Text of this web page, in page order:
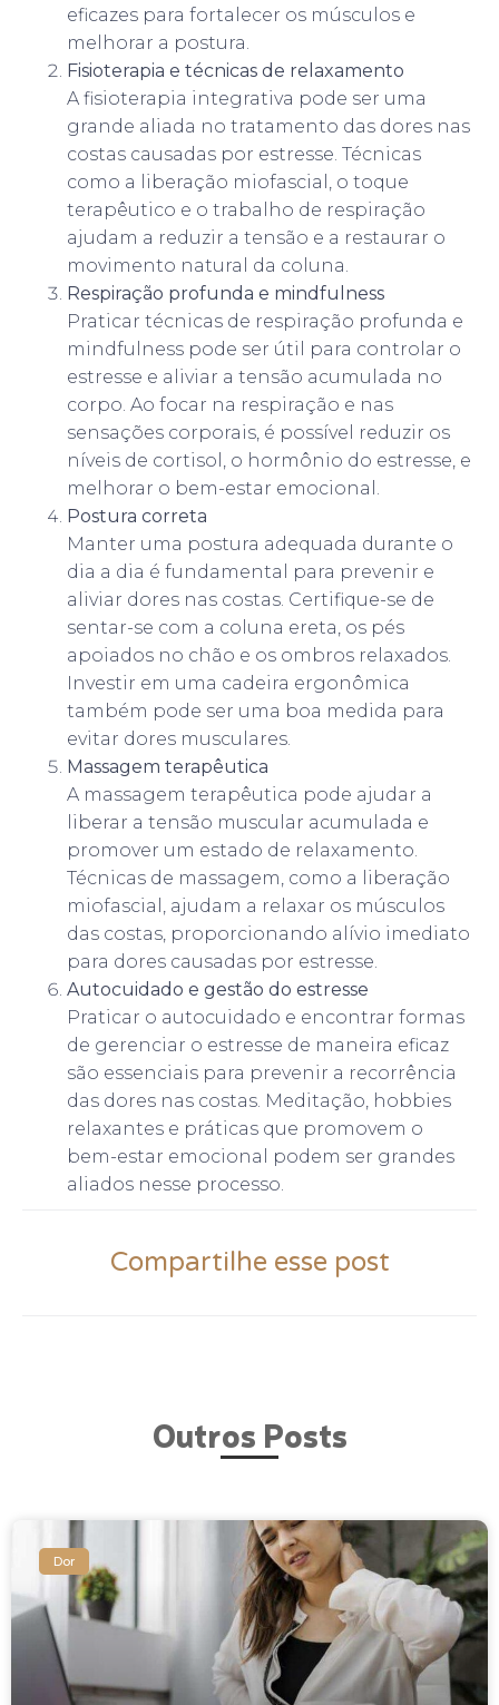
eficazes para fortalecer os músculos e
melhorar a postura.
Fisioterapia e técnicas de relaxamento
A fisioterapia integrativa pode ser uma
grande aliada no tratamento das dores nas
costas causadas por estresse. Técnicas
como a liberação miofascial, o toque
terapêutico e o trabalho de respiração
ajudam a reduzir a tensão e a restaurar o
movimento natural da coluna.
Respiração profunda e mindfulness
Praticar técnicas de respiração profunda e
mindfulness pode ser útil para controlar o
estresse e aliviar a tensão acumulada no
corpo. Ao focar na respiração e nas
sensações corporais, é possível reduzir os
níveis de cortisol, o hormônio do estresse, e
melhorar o bem-estar emocional.
Postura correta
Manter uma postura adequada durante o
dia a dia é fundamental para prevenir e
aliviar dores nas costas. Certifique-se de
sentar-se com a coluna ereta, os pés
apoiados no chão e os ombros relaxados.
Investir em uma cadeira ergonômica
também pode ser uma boa medida para
evitar dores musculares.
Massagem terapêutica
A massagem terapêutica pode ajudar a
liberar a tensão muscular acumulada e
promover um estado de relaxamento.
Técnicas de massagem, como a liberação
miofascial, ajudam a relaxar os músculos
das costas, proporcionando alívio imediato
para dores causadas por estresse.
Autocuidado e gestão do estresse
Praticar o autocuidado e encontrar formas
de gerenciar o estresse de maneira eficaz
são essenciais para prevenir a recorrência
das dores nas costas. Meditação, hobbies
relaxantes e práticas que promovem o
bem-estar emocional podem ser grandes
aliados nesse processo.
Compartilhe esse post
Outros Posts
Dor